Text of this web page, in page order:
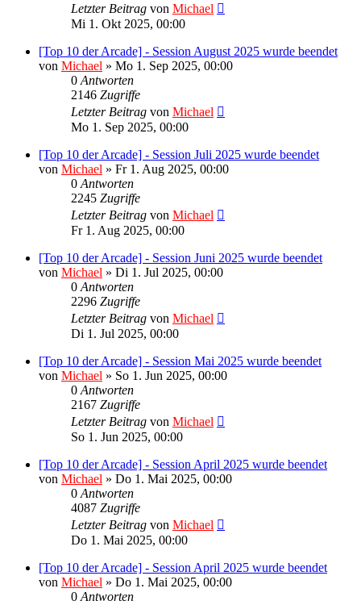
Letzter Beitrag von Michael
Mi 1. Okt 2025, 00:00
[Top 10 der Arcade] - Session August 2025 wurde beendet
von Michael » Mo 1. Sep 2025, 00:00
0 Antworten
2146 Zugriffe
Letzter Beitrag von Michael
Mo 1. Sep 2025, 00:00
[Top 10 der Arcade] - Session Juli 2025 wurde beendet
von Michael » Fr 1. Aug 2025, 00:00
0 Antworten
2245 Zugriffe
Letzter Beitrag von Michael
Fr 1. Aug 2025, 00:00
[Top 10 der Arcade] - Session Juni 2025 wurde beendet
von Michael » Di 1. Jul 2025, 00:00
0 Antworten
2296 Zugriffe
Letzter Beitrag von Michael
Di 1. Jul 2025, 00:00
[Top 10 der Arcade] - Session Mai 2025 wurde beendet
von Michael » So 1. Jun 2025, 00:00
0 Antworten
2167 Zugriffe
Letzter Beitrag von Michael
So 1. Jun 2025, 00:00
[Top 10 der Arcade] - Session April 2025 wurde beendet
von Michael » Do 1. Mai 2025, 00:00
0 Antworten
4087 Zugriffe
Letzter Beitrag von Michael
Do 1. Mai 2025, 00:00
[Top 10 der Arcade] - Session April 2025 wurde beendet
von Michael » Do 1. Mai 2025, 00:00
0 Antworten